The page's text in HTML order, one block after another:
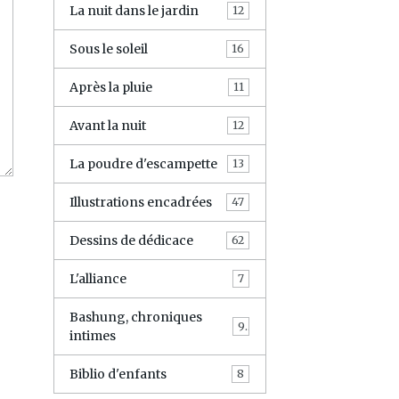
La nuit dans le jardin 12
Sous le soleil 16
Après la pluie 11
Avant la nuit 12
La poudre d'escampette 13
Illustrations encadrées 47
Dessins de dédicace 62
L'alliance 7
Bashung, chroniques
intimes
9
Biblio d'enfants 8